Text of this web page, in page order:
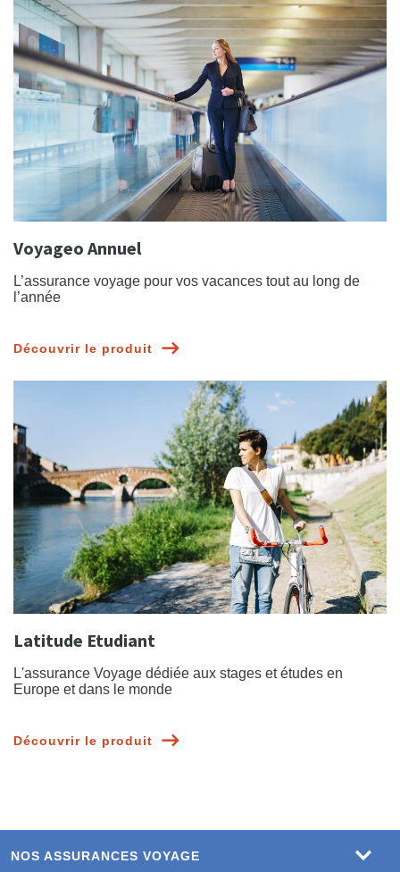
Voyageo Annuel
L’assurance voyage pour vos vacances tout au long de
l’année
Découvrir le produit
Latitude Etudiant
L'assurance Voyage dédiée aux stages et études en
Europe et dans le monde
Découvrir le produit
NOS ASSURANCES VOYAGE